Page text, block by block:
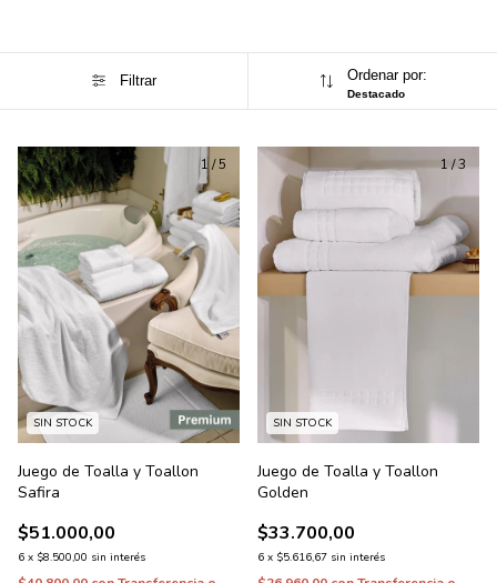
Filtrar Ordenar por:
Destacado
1 /5
SIN STOCK
Juego de Toalla y Toallon
Safira
$51.000,00
6 x $8.500,00 sin interés
1 /3
SIN STOCK
Juego de Toalla y Toallon
Golden
$33.700,00
6 x $5.616,67 sin interés